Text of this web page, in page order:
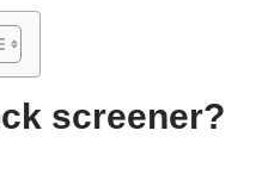
screener?